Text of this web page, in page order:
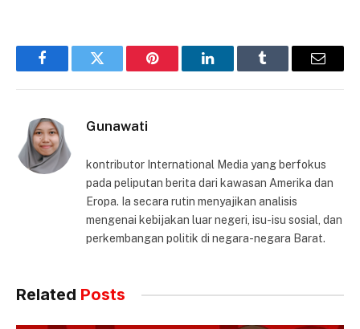
FacebookTwitter Pinterest LinkedInTumblr Email
Gunawati
kontributor International Media yang berfokus
pada peliputan berita dari kawasan Amerika dan
Eropa. Ia secara rutin menyajikan analisis
mengenai kebijakan luar negeri, isu-isu sosial, dan
perkembangan politik di negara-negara Barat.
Related Posts